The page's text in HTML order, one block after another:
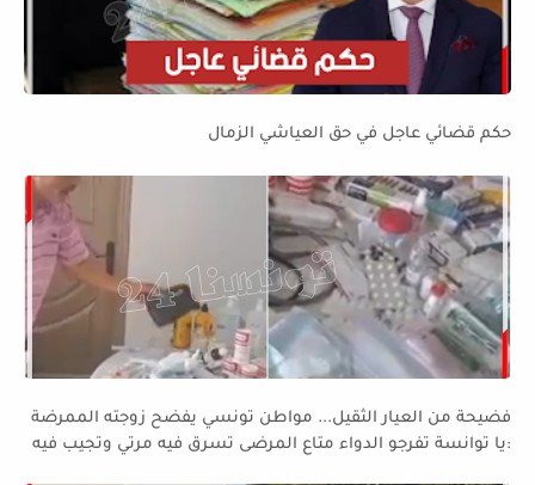
حكم قضائي عاجل في حق العياشي الزمال
فضيحة من العيار الثقيل... مواطن تونسي يفضح زوجته الممرضة
:يا توانسة تفرجو الدواء متاع المرضى تسرق فيه مرتي وتجيب فيه